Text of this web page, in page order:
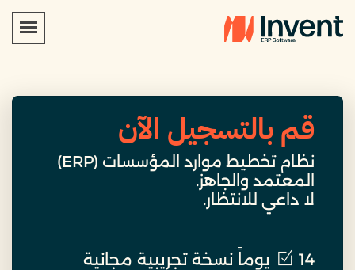
قم بالتسجيل الآن
نظام تخطيط موارد المؤسسات (ERP)
المعتمد والجاهز.
لا داعي للانتظار.
14 يوماً نسخة تجريبية مجانية